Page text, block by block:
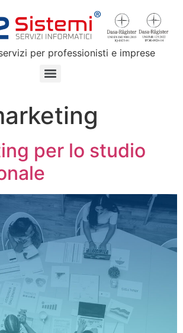
per professionisti e imprese
per lo studio